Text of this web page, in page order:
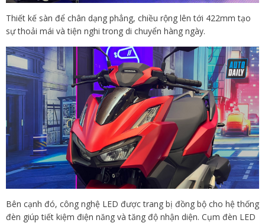
Thiết kế sàn để chân dạng phẳng, chiều rộng lên tới 422mm tạo
sự thoải mái và tiện nghi trong di chuyển hàng ngày.
Bên cạnh đó, công nghệ LED được trang bị đồng bộ cho hệ thống
đèn giúp tiết kiệm điện năng và tăng độ nhận diện. Cụm đèn LED